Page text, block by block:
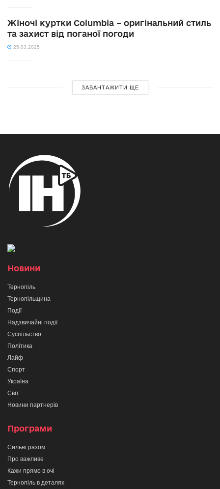
Жіночі куртки Columbia – оригінальний стиль
та захист від поганої погоди
25.03.2025
ЗАВАНТАЖИТИ ЩЕ
Новини
Тернопіль
Тернопільщина
Події
Надзвичайні події
Суспільство
Політика
Лайф
Спорт
Україна
Світ
Новини партнерів
Програми
Сильні разом
Про важливе
Кажи прямо в очі
Тернопіль в деталях